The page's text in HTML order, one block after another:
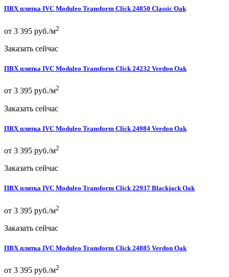
ПВХ плитка IVC Moduleo Transform Click 24850 Classic Oak
от 3 395 руб./м2
Заказать сейчас
ПВХ плитка IVC Moduleo Transform Click 24232 Verdon Oak
от 3 395 руб./м2
Заказать сейчас
ПВХ плитка IVC Moduleo Transform Click 24984 Verdon Oak
от 3 395 руб./м2
Заказать сейчас
ПВХ плитка IVC Moduleo Transform Click 22937 Blackjack Oak
от 3 395 руб./м2
Заказать сейчас
ПВХ плитка IVC Moduleo Transform Click 24885 Verdon Oak
от 3 395 руб./м2